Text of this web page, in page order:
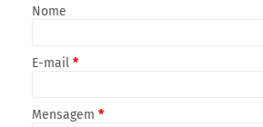
Nome
E-mail *
Mensagem *